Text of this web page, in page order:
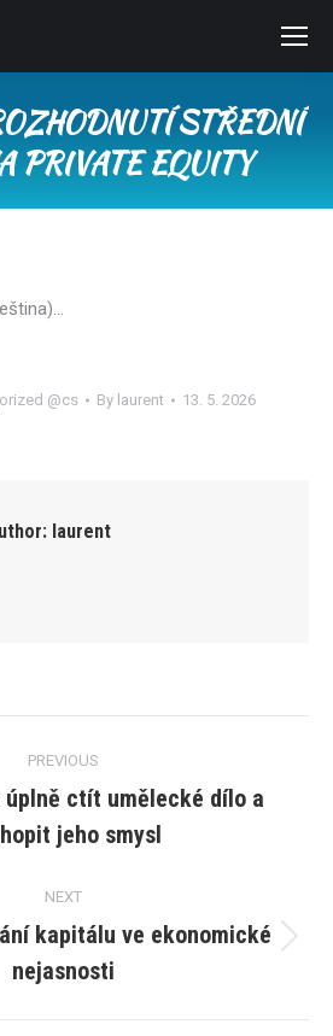
STŘEDNÍ
PRIVATE EQUITY
@cs By laurent 13. 5. 2026
laurent
PREVIOUS
post:
ctít umělecké dílo a
jeho smysl
NEXT
Next
post:
kapitálu ve ekonomické
nejasnosti